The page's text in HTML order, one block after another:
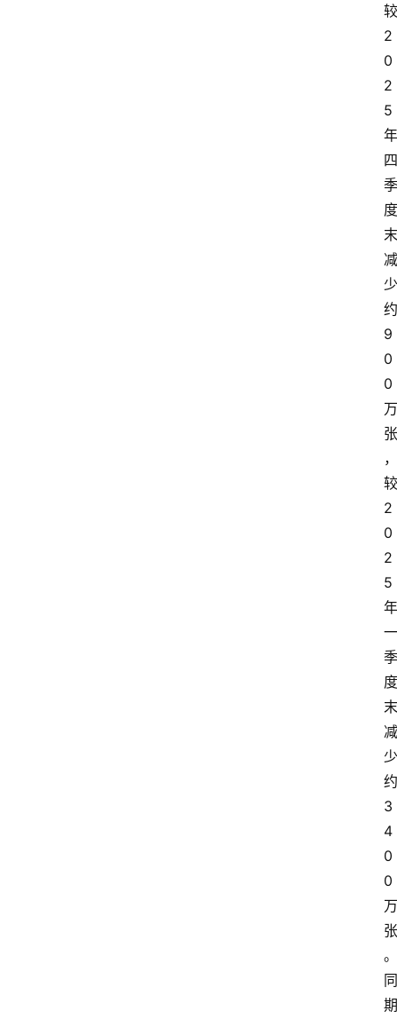
较
2
0
2
5
年
四
季
度
末
减
少
约
9
0
0
万
张
，
较
2
0
2
5
年
一
季
度
末
减
少
约
3
4
0
0
万
张
。
同
期